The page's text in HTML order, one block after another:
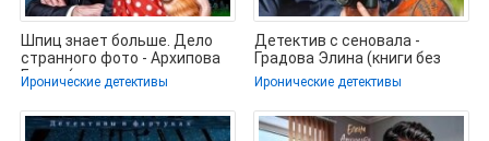
Шпиц знает больше. Дело
странного фото - Архипова
Елена (книга регистрации
Иронические детективы
Детектив с сеновала -
Градова Элина (книги без
регистрации полные версии
.TXT,
Иронические детективы